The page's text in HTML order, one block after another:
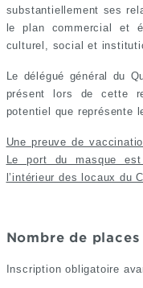
substantiellement ses
le plan commercial et
culturel, social et
Le délégué général du
présent lors de cette
potentiel que représente
Une preuve de
Le port du masque
l’intérieur des locaux du
Nombre de
Inscription obligatoire